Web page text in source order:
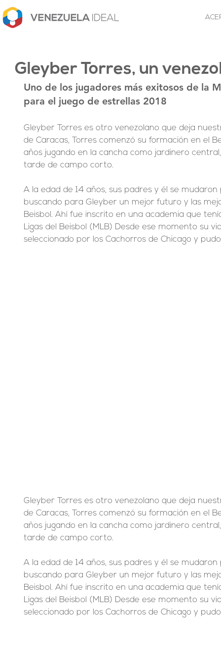
Gleyber Torres, un
Uno de los jugadores más exitosos de la
para el juego de estrellas 2018
Gleyber Torres es otro venezolano que deja
de Caracas, Torres comenzó su formación en el
años jugando en la cancha como jardinero
tarde de campo corto.
A la edad de 14 años, sus padres y él se
buscando para Gleyber un mejor futuro y las
Beisbol. Ahí fue inscrito en una academia que
Ligas del Beisbol (MLB) Desde ese momento su
seleccionado por los Cachorros de Chicago y
Gleyber Torres es otro venezolano que deja
de Caracas, Torres comenzó su formación en el
años jugando en la cancha como jardinero
tarde de campo corto.
A la edad de 14 años, sus padres y él se
buscando para Gleyber un mejor futuro y las
Beisbol. Ahí fue inscrito en una academia que
Ligas del Beisbol (MLB) Desde ese momento su
seleccionado por los Cachorros de Chicago y